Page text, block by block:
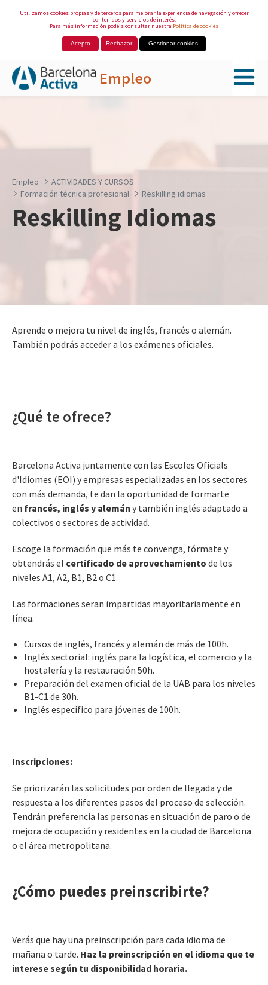
Utilizamos cookies propias y de terceros para mejorar la experiencia de navegación y ofrecer
contenidos y servicios de interés.
Para más información podéis consultar nuestra Política de cookies
Acepto Rechazar Gestionar cookies
Empleo
Empleo
ACTIVIDADES Y CURSOS
Formación técnica profesional
Reskilling idiomas
Reskilling Idiomas
Aprende o mejora tu nivel de inglés, francés o alemán.
También podrás acceder a los exámenes oficiales.
¿Qué te ofrece?
Barcelona Activa juntamente con las Escoles Oficials
d'Idiomes (EOI) y empresas especializadas en los sectores
con más demanda, te dan la oportunidad de formarte
en francés, inglés y alemán y también inglés adaptado a
colectivos o sectores de actividad.
Escoge la formación que más te convenga, fórmate y
obtendrás el certificado de aprovechamiento de los
niveles A1, A2, B1, B2 o C1.
Las formaciones seran impartidas mayoritariamente en
línea.
Cursos de inglés, francés y alemán de más de 100h.
Inglés sectorial: inglés para la logística, el comercio y la
hostalería y la restauración 50h.
Preparación del examen oficial de la UAB para los niveles
B1-C1 de 30h.
Inglés específico para jóvenes de 100h.
Inscripciones:
Se priorizarán las solicitudes por orden de llegada y de
respuesta a los diferentes pasos del proceso de selección.
Tendrán preferencia las personas en situación de paro o de
mejora de ocupación y residentes en la ciudad de Barcelona
o el área metropolitana.
¿Cómo puedes preinscribirte?
Verás que hay una preinscripción para cada idioma de
mañana o tarde. Haz la preinscripción en el idioma que te
interese según tu disponibilidad horaria.